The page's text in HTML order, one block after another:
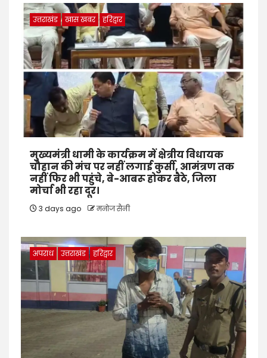
उत्तराखंड खास खबर हरिद्वार
मुख्यमंत्री धामी के कार्यक्रम में क्षेत्रीय विधायक
चौहान की मंच पर नहीं लगाई कुर्सी, आमंत्रण तक
नहीं फिर भी पहुंचे, बे-आबरू होकर बैठे, जिला
मोर्चा भी रहा दूर।
3 days ago मनोज सैनी
अपराध उत्तराखंड हरिद्वार